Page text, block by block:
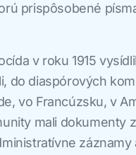
prispôsobené
v roku 1915
do diaspórových
vo Francúzsku, v
mali dokumenty
záznamy